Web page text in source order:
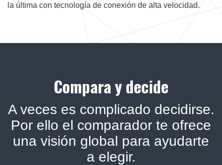
la última con tecnología de conexión de alta velocidad.
Compara y decide
A veces es complicado decidirse.
Por ello el comparador te ofrece
una visión global para ayudarte
a elegir.